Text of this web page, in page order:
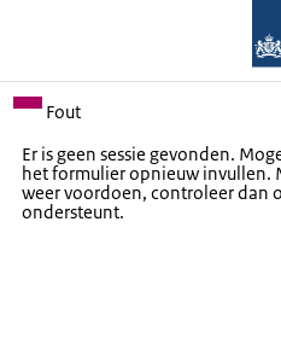
Fout
Er is geen sessie gevonden.
het formulier opnieuw invullen.
weer voordoen, controleer dan
ondersteunt.